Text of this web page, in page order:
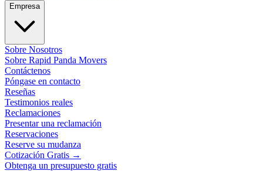
Empresa
Sobre Nosotros
Sobre Rapid Panda Movers
Contáctenos
Póngase en contacto
Reseñas
Testimonios reales
Reclamaciones
Presentar una reclamación
Reservaciones
Reserve su mudanza
Cotización Gratis →
Obtenga un presupuesto gratis